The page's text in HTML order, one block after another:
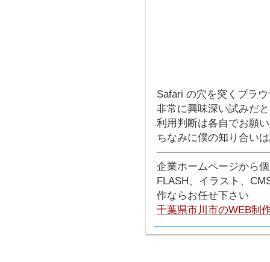
Safari の穴を突くブラ
非常に興味深い試みだ
利用判断は各自でお願
ちなみに僕の知り合い
企業ホームページから
FLASH、イラスト、
作ならお任せ下さい
千葉県市川市のWEB制